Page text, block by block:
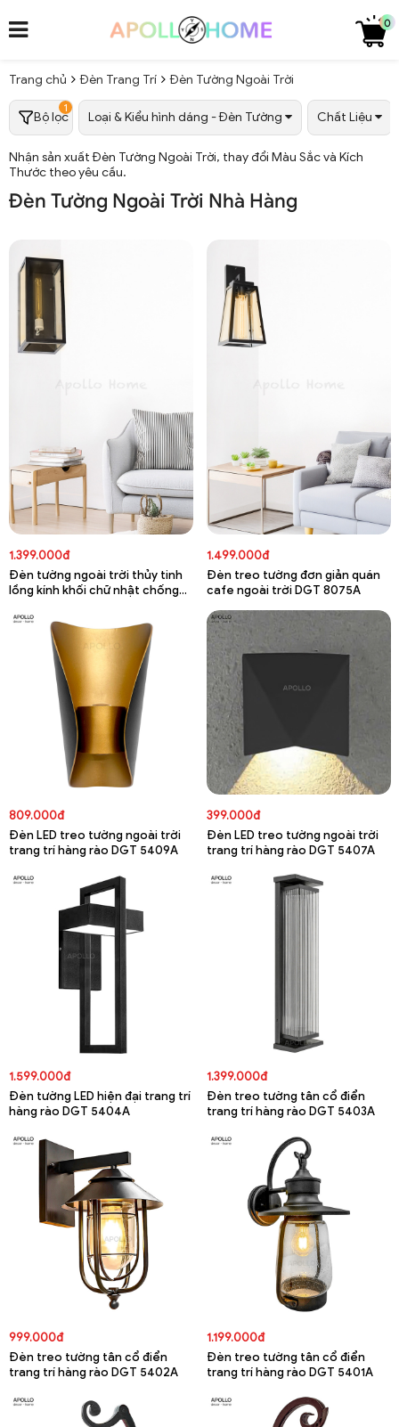
0
Trang chủ Đèn Trang Trí Đèn Tường Ngoài Trời
Bộ lọc
1
Loại & Kiểu hình dáng - Đèn Tường Chất Liệu
Nhận sản xuất Đèn Tường Ngoài Trời, thay đổi Màu Sắc và Kích
Thước theo yêu cầu.
Đèn Tường Ngoài Trời Nhà Hàng
1.399.000đ
Đèn tường ngoài trời thủy tinh
lồng kính khối chữ nhật chống
1.499.000đ
Đèn treo tường đơn giản quán
cafe ngoài trời DGT 8075A
809.000đ
Đèn LED treo tường ngoài trời
trang trí hàng rào DGT 5409A
399.000đ
Đèn LED treo tường ngoài trời
trang trí hàng rào DGT 5407A
1.599.000đ
Đèn tường LED hiện đại trang trí
hàng rào DGT 5404A
1.399.000đ
Đèn treo tường tân cổ điển
trang trí hàng rào DGT 5403A
999.000đ
Đèn treo tường tân cổ điển
trang trí hàng rào DGT 5402A
1.199.000đ
Đèn treo tường tân cổ điển
trang trí hàng rào DGT 5401A